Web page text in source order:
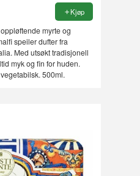
Kjøp
myrte og
speiler dufter fra
Med utsøkt tradisjonell
myk og fin for huden.
500ml.